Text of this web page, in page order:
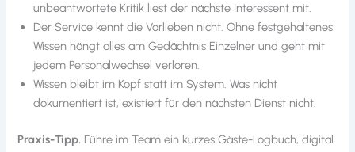
unbeantwortete Kritik liest der nächste Interessent mit.
Der Service kennt die Vorlieben nicht. Ohne festgehaltenes
Wissen hängt alles am Gedächtnis Einzelner und geht mit
jedem Personalwechsel verloren.
Wissen bleibt im Kopf statt im System. Was nicht
dokumentiert ist, existiert für den nächsten Dienst nicht.
Praxis-Tipp. Führe im Team ein kurzes Gäste-Logbuch, digital